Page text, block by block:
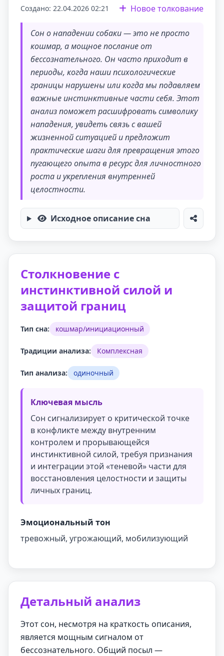
Создано: 22.04.2026 02:21 Новое толкование
Сон о нападении собаки — это не просто
кошмар, а мощное послание от
бессознательного. Он часто приходит в
периоды, когда наши психологические
границы нарушены или когда мы подавляем
важные инстинктивные части себя. Этот
анализ поможет расшифровать символику
нападения, увидеть связь с вашей
жизненной ситуацией и предложит
практические шаги для превращения этого
пугающего опыта в ресурс для личностного
роста и укрепления внутренней
целостности.
Исходное описание сна
Столкновение с
инстинктивной силой и
защитой границ
Тип сна: кошмар/инициационный
Традиции анализа: Комплексная
Тип анализа: одиночный
Ключевая мысль
Сон сигнализирует о критической точке
в конфликте между внутренним
контролем и прорывающейся
инстинктивной силой, требуя признания
и интеграции этой «теневой» части для
восстановления целостности и защиты
личных границ.
Эмоциональный тон
тревожный, угрожающий, мобилизующий
Детальный анализ
Этот сон, несмотря на краткость описания,
является мощным сигналом от
бессознательного. Общий посыл —